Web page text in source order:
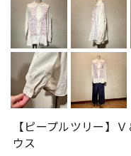
【ピープルツリー】
ウス